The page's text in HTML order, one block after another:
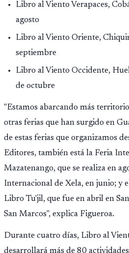
Libro al Viento Verapaces,
agosto
Libro al Viento Oriente,
septiembre
Libro al Viento Occidente,
de octubre
"Estamos abarcando más
otras ferias que han surgido en
de estas ferias que organizamos
Editores, también está la Feria
Mazatenango, que se realiza en
Internacional de Xela, en junio; y
Libro Tu'jil, que fue en abril en
San Marcos", explica Figueroa.
Durante cuatro días, Libro al
desarrollará más de 80